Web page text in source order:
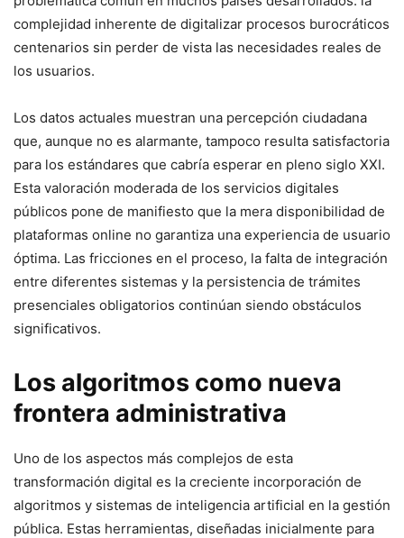
complejidad inherente de digitalizar procesos burocráticos
centenarios sin perder de vista las necesidades reales de
los usuarios.
Los datos actuales muestran una percepción ciudadana
que, aunque no es alarmante, tampoco resulta satisfactoria
para los estándares que cabría esperar en pleno siglo XXI.
Esta valoración moderada de los servicios digitales
públicos pone de manifiesto que la mera disponibilidad de
plataformas online no garantiza una experiencia de usuario
óptima. Las fricciones en el proceso, la falta de integración
entre diferentes sistemas y la persistencia de trámites
presenciales obligatorios continúan siendo obstáculos
significativos.
Los algoritmos como nueva
frontera administrativa
Uno de los aspectos más complejos de esta
transformación digital es la creciente incorporación de
algoritmos y sistemas de inteligencia artificial en la gestión
pública. Estas herramientas, diseñadas inicialmente para